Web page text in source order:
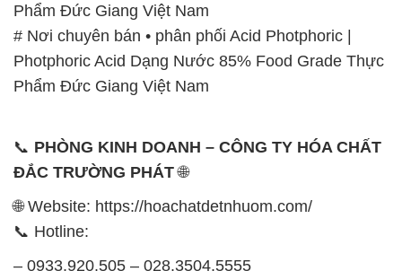
Phẩm Đức Giang Việt Nam
# Nơi chuyên bán • phân phối Acid Photphoric |
Photphoric Acid Dạng Nước 85% Food Grade Thực
Phẩm Đức Giang Việt Nam
📞 PHÒNG KINH DOANH – CÔNG TY HÓA CHẤT
ĐẮC TRƯỜNG PHÁT🌐
🌐 Website: https://hoachatdetnhuom.com/
📞 Hotline:
– 0933.920.505 – 028.3504.5555